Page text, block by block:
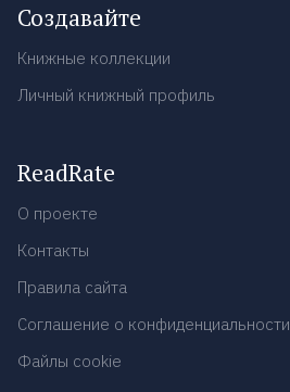
Создавайте
Книжные коллекции
Личный книжный профиль
ReadRate
О проекте
Контакты
Правила сайта
Соглашение о конфиденциальности
Файлы cookie